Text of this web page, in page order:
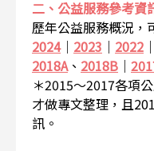
二、公益服務參考資
歷年公益服務概況
2024｜ 2023 ｜ 2022 ｜
2018A、 2018B ｜
＊2015～2017各項
才做專文整理，且
訊。